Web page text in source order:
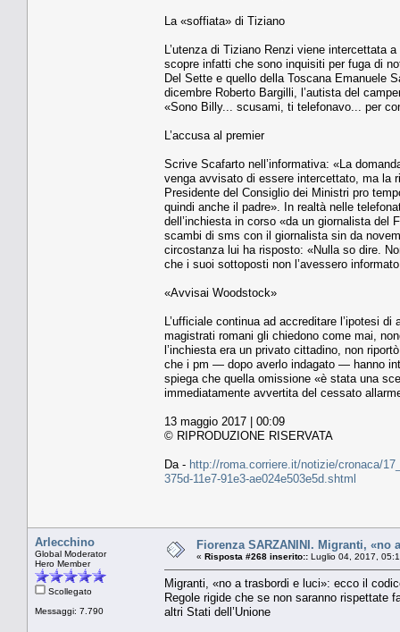
La «soffiata» di Tiziano
L’utenza di Tiziano Renzi viene intercettata
scopre infatti che sono inquisiti per fuga di
Del Sette e quello della Toscana Emanuele
dicembre Roberto Bargilli, l’autista del
«Sono Billy... scusami, ti telefonavo... per
L’accusa al premier
Scrive Scafarto nell’informativa: «La
venga avvisato di essere intercettato, ma la
Presidente del Consiglio dei Ministri pro
quindi anche il padre». In realtà nelle
dell’inchiesta in corso «da un giornalista
scambi di sms con il giornalista sin da
circostanza lui ha risposto: «Nulla so dire.
che i suoi sottoposti non l’avessero
«Avvisai Woodstock»
L’ufficiale continua ad accreditare l’ipotesi
magistrati romani gli chiedono come mai,
l’inchiesta era un privato cittadino, non
che i pm — dopo averlo indagato — hanno
spiega che quella omissione «è stata una
immediatamente avvertita del cessato
13 maggio 2017 | 00:09
© RIPRODUZIONE RISERVATA
Da - http://roma.corriere.it/notizie/cronaca/
375d-11e7-91e3-ae024e503e5d.shtml
Arlecchino
Global Moderator
Hero Member
Scollegato
Messaggi: 7.790
Fiorenza SARZANINI. Migranti,
« Risposta #268 inserito:: Luglio 04, 2017,
Migranti, «no a trasbordi e luci»: ecco il
Regole rigide che se non saranno rispettate
altri Stati dell’Unione